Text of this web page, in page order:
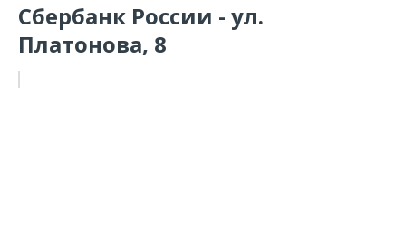
Сбербанк России - ул.
Платонова, 8